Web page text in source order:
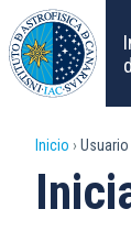
Pasar
al
contenido
principal
Inicio Usuario